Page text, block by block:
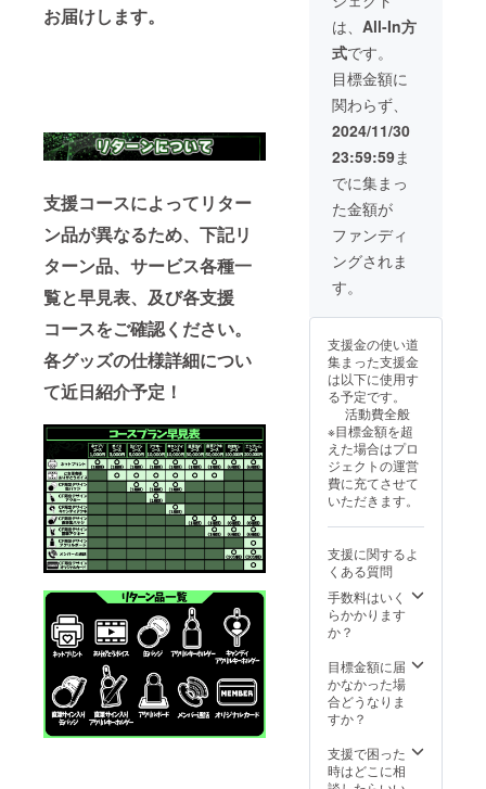
お届けします。
支援コースによってリター
ン品が異なるため、下記リ
ターン品、サービス各種一
覧と早見表、及び各支援
コースをご確認ください。
各グッズの仕様詳細につい
て近日紹介予定！
するお
名前と
た場
合、ま
たは記
載がな
かった
は、お
呼びし
能性が
ござい
マー
ト） ※
お呼び
するお
名前
（ニッ
クネー
ム可）
欄に必
ずご記
載くだ
さい。
※公序良
俗に反
するお
た場
合、ま
たは記
載がな
かった
場合
は、お
呼びし
ない可
能性が
ござい
ます。
送とさ
せてい
ただき
ます。
※記載が
なかっ
た場合
はラン
ダムと
させて
いただ
きま
す。 ※
印刷代
はご自
となり
（セブ
ンイレ
ブンま
たは
ファミ
リー
マー
ト） ※
お呼び
するお
名前
クネー
ム可）
を備考
欄に必
ずご記
さい。
※公序良
俗に反
するお
判断し
た場
合、ま
送とさ
せてい
ただき
ます。
「メン
バーと
通話」
に関し
まして
は、メ
ンバー
全員も
しくは
複数メ
ンバー
プ通話
ていた
だきま
す。 メ
ンバー
の希望
がござ
いまし
たら備
考欄に
ご記載
くださ
記載が
なかっ
た場合
は全員
もしく
メン
バーで
の通話
とさせ
だきま
す。 ※
通話は
筆サイ
ン入り
CF限定
アク
キー(6
種類) ・
ネット
プリン
ト(6種
類) ネッ
トプリ
ントダ
ウン
ロード
用QR
イス
メール
にてお
送り致
しま
す。
グッズ
に関し
まして
は『ク
ロネコ
ヤマト
送』を
利用し
ての配
送とさ
せてい
ます。
「メン
バーと
通話」
まして
は、メ
ンバー
は、 All-In方
式です。
目標金額に
関わらず、
2024/11/30
23:59:59ま
でに集まっ
た金額が
ファンディ
ングされま
す。
支援金の使い道
集まった支援金
は以下に使用す
る予定です。
活動費全般
※目標金額を超
えた場合はプロ
ジェクトの運営
費に充てさせて
いただきます。
支援に関するよ
くある質問
手数料はいく
らかかります
か？
目標金額に届
かなかった場
合どうなりま
すか？
支援で困った
時はどこに相